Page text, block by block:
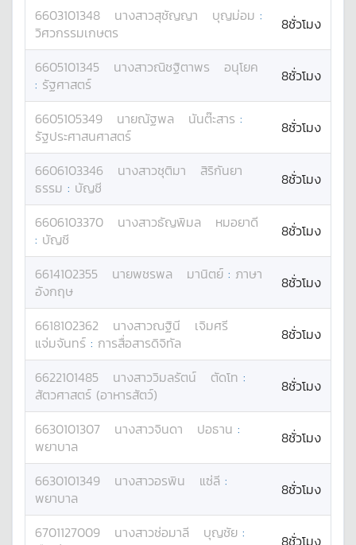
6603101348 นางสาวสุชัญญา บุญม่อม :
วิศวกรรมเกษตร
8ชั่วโมง
6605101345 นางสาวณิชฐิตาพร
อนุโยค
: รัฐศาสตร์ 8ชั่วโมง
6605105349 นายณัฐพล นันต๊ะสาร :
รัฐประศาสนศาสตร์
8ชั่วโมง
6606103346 นางสาวชุติมา
สิริกันยา
ธรรม : บัญชี 8ชั่วโมง
6606103370 นางสาวธัญพิมล
หมอยาดี
: บัญชี 8ชั่วโมง
6614102355 นายพชรพล มานิตย์ : ภาษา
อังกฤษ
8ชั่วโมง
6618102362 นางสาวณฐินี
เจิมศรี
แจ่มจันทร์ : การสื่อสารดิจิทัล 8ชั่วโมง
6622101485 นางสาววิมลรัตน์ ตัดโท :
สัตวศาสตร์ (อาหารสัตว์)
8ชั่วโมง
6630101307 นางสาวจินดา ปอธาน :
พยาบาล
8ชั่วโมง
6630101349 นางสาวอรพิน แซ่ลี :
พยาบาล
8ชั่วโมง
6701127009 นางสาวช่อมาลี บุญชัย :
8ชั่วโมง